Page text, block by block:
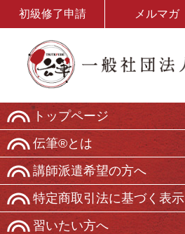
初級修了申請 メルマガ
トップページ
伝筆®とは
講師派遣希望の方へ
特定商取引法に基づく表示
習いたい方へ